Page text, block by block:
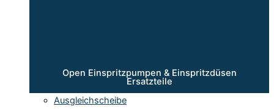
Open Einspritzpumpen & Einspritzdüsen
Ersatzteile
Ausgleichscheibe